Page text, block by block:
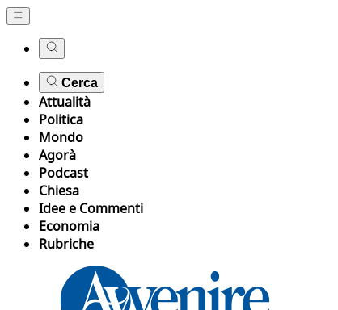
Cerca
Attualità
Politica
Mondo
Agorà
Podcast
Chiesa
Idee e Commenti
Economia
Rubriche